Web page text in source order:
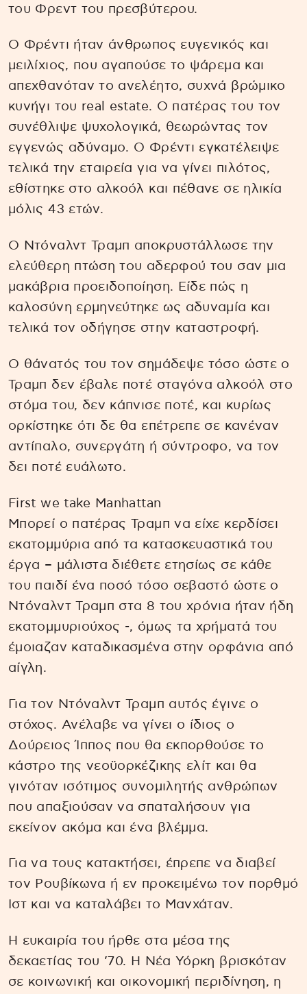
του Φρεντ του πρεσβύτερου.
Ο Φρέντι ήταν άνθρωπος ευγενικός και
μειλίχιος, που αγαπούσε το ψάρεμα και
απεχθανόταν το ανελέητο, συχνά βρώμικο
κυνήγι του real estate. Ο πατέρας του τον
συνέθλιψε ψυχολογικά, θεωρώντας τον
εγγενώς αδύναμο. Ο Φρέντι εγκατέλειψε
τελικά την εταιρεία για να γίνει πιλότος,
εθίστηκε στο αλκοόλ και πέθανε σε ηλικία
μόλις 43 ετών.
Ο Ντόναλντ Τραμπ αποκρυστάλλωσε την
ελεύθερη πτώση του αδερφού του σαν μια
μακάβρια προειδοποίηση. Είδε πώς η
καλοσύνη ερμηνεύτηκε ως αδυναμία και
τελικά τον οδήγησε στην καταστροφή.
Ο θάνατός του τον σημάδεψε τόσο ώστε ο
Τραμπ δεν έβαλε ποτέ σταγόνα αλκοόλ στο
στόμα του, δεν κάπνισε ποτέ, και κυρίως
ορκίστηκε ότι δε θα επέτρεπε σε κανέναν
αντίπαλο, συνεργάτη ή σύντροφο, να τον
δει ποτέ ευάλωτο.
First we take Manhattan
Μπορεί ο πατέρας Τραμπ να είχε κερδίσει
εκατομμύρια από τα κατασκευαστικά του
έργα – μάλιστα διέθετε ετησίως σε κάθε
του παιδί ένα ποσό τόσο σεβαστό ώστε ο
Ντόναλντ Τραμπ στα 8 του χρόνια ήταν ήδη
εκατομμυριούχος -, όμως τα χρήματά του
έμοιαζαν καταδικασμένα στην ορφάνια από
αίγλη.
Για τον Ντόναλντ Τραμπ αυτός έγινε ο
στόχος. Ανέλαβε να γίνει ο ίδιος ο
Δούρειος Ίππος που θα εκπορθούσε το
κάστρο της νεοϋορκέζικης ελίτ και θα
γινόταν ισότιμος συνομιλητής ανθρώπων
που απαξιούσαν να σπαταλήσουν για
εκείνον ακόμα και ένα βλέμμα.
Για να τους κατακτήσει, έπρεπε να διαβεί
τον Ρουβίκωνα ή εν προκειμένω τον πορθμό
Ιστ και να καταλάβει το Μανχάταν.
Η ευκαιρία του ήρθε στα μέσα της
δεκαετίας του ’70. Η Νέα Υόρκη βρισκόταν
σε κοινωνική και οικονομική περιδίνηση, η